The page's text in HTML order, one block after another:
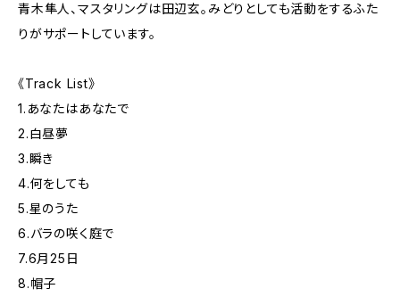
青木隼人、マスタリングは田辺玄。みどりとしても活動をするふた
りがサポートしています。
《Track List》
1.あなたはあなたで
2.白昼夢
3.瞬き
4.何をしても
5.星のうた
6.バラの咲く庭で
7.6月25日
8.帽子